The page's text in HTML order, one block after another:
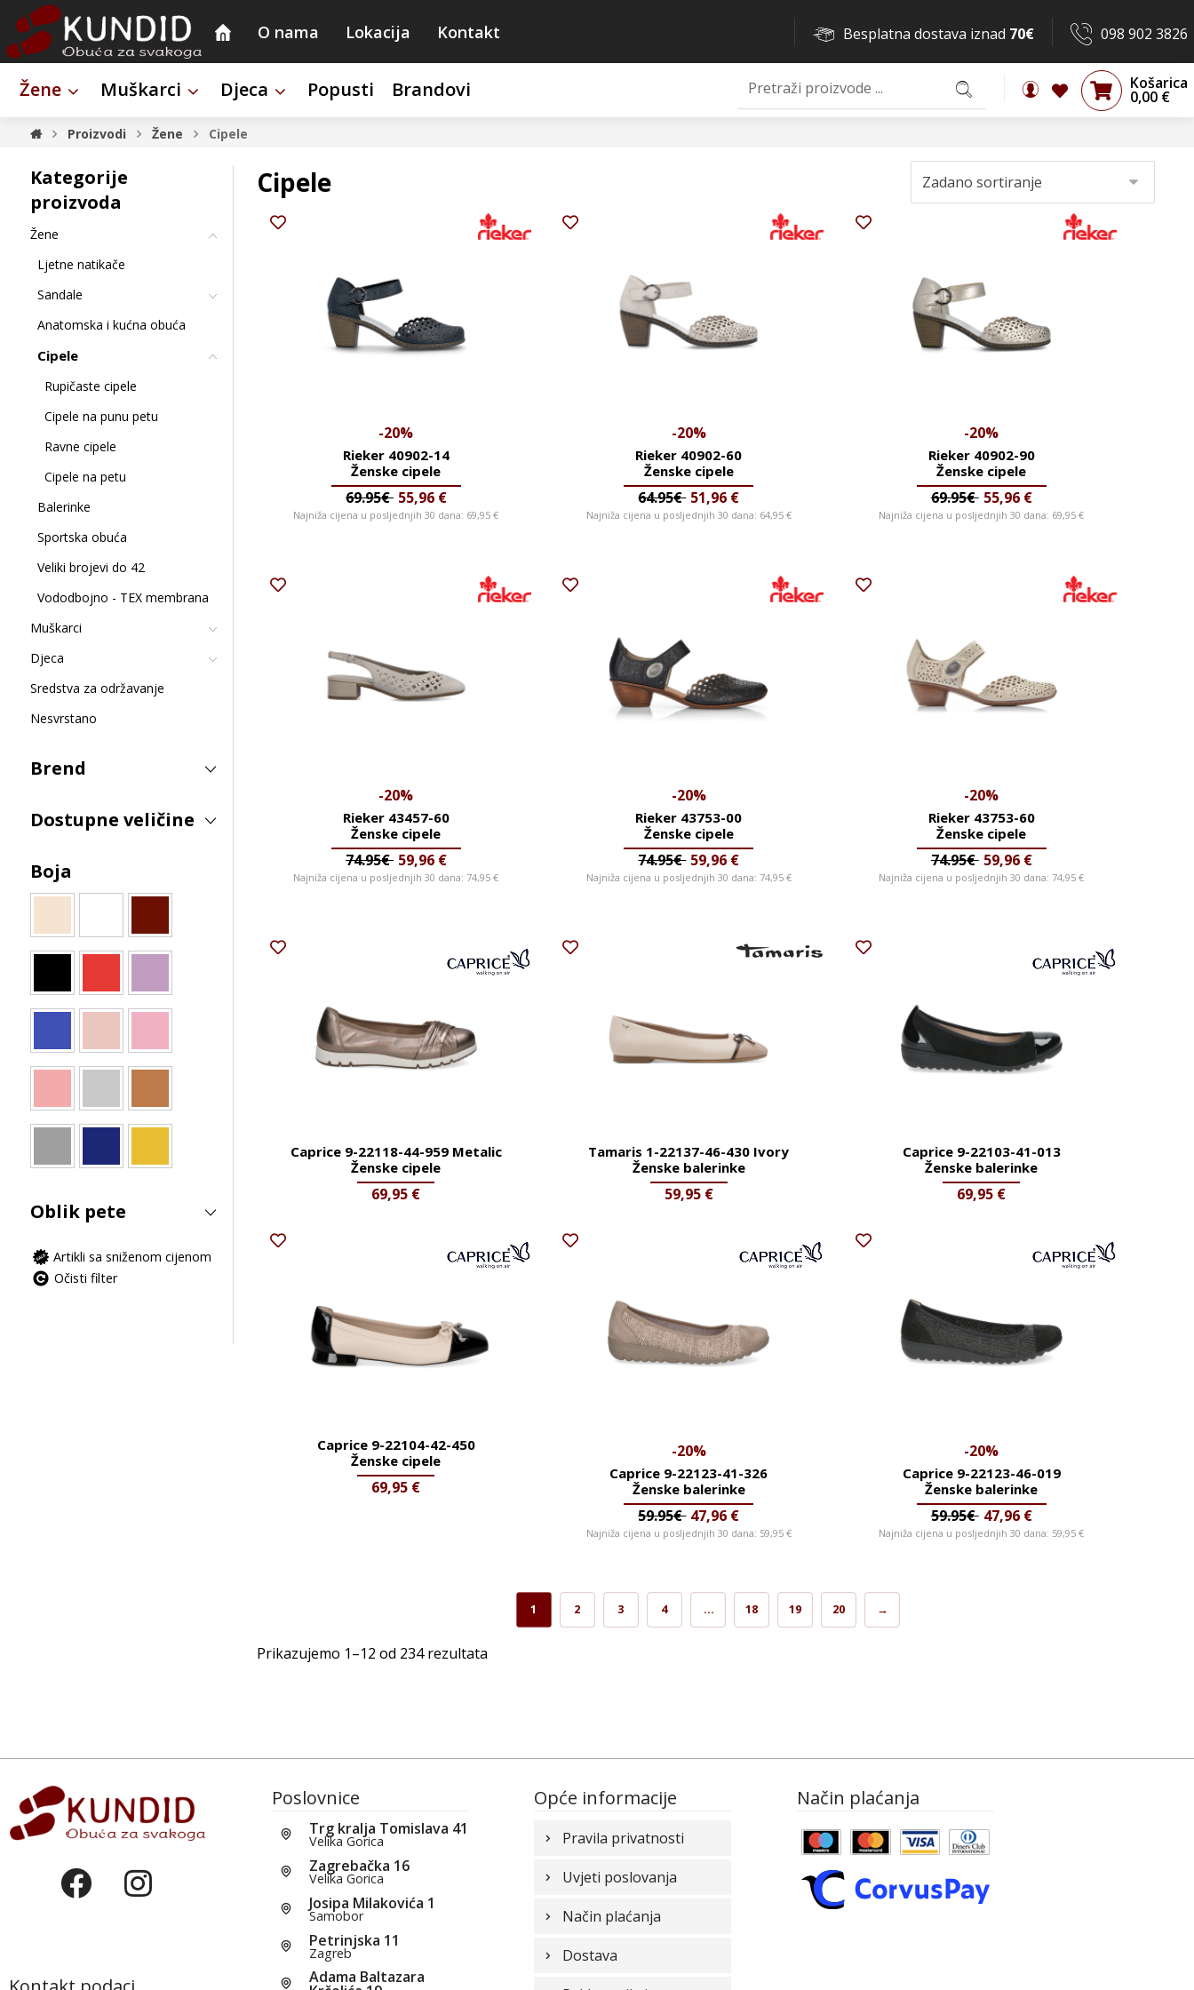
O nama Lokacija Kontakt 098 902 3826
Besplatna dostava iznad 70€
Žene Muškarci Djeca Popusti Brandovi Košarica
0,00 €
Proizvodi Žene Cipele
Cipele
-20%
Rieker 40902-14
Ženske cipele
69.95€ 55,96 €
Najniža cijena u posljednjih 30 dana: 69,95€
-20%
Rieker 40902-60
Ženske cipele
64.95€ 51,96 €
Najniža cijena u posljednjih 30 dana: 64,95 €
-20%
Rieker 40902-90
Ženske cipele
69.95€ 55,96 €
Najniža cijena u posljednjih 30 dana: 69,95€
-20%
Rieker 43457-60
Ženske cipele
74.95€ 59,96 €
Najniža cijena u posljednjih 30 dana: 74,95€
-20%
Rieker 43753-00
Ženske cipele
74.95€ 59,96 €
Najniža cijena u posljednjih 30 dana: 74,95 €
-20%
Rieker 43753-60
Ženske cipele
74.95€ 59,96 €
Najniža cijena u posljednjih 30 dana: 74,95€
Caprice 9-22118-44-959 Metalic
Ženske cipele
69,95 €
Tamaris 1-22137-46-430 Ivory
Ženske balerinke
59,95 €
Caprice 9-22103-41-013
Ženske balerinke
69,95 €
Caprice 9-22104-42-450
Ženske cipele
69,95 €
-20%
Caprice 9-22123-41-326
Ženske balerinke
59.95€ 47,96 €
Najniža cijena u posljednjih 30 dana: 59,95 €
-20%
Caprice 9-22123-46-019
Ženske balerinke
59.95€ 47,96 €
Najniža cijena u posljednjih 30 dana: 59,95€
1 2 3 4 … 18 19 20 →
Prikazujemo 1–12 od 234 rezultata
Kategorije
proizvoda
Žene
Ljetne natikače
Sandale
Anatomska i kućna obuća
Cipele
Rupičaste cipele
Cipele na punu petu
Ravne cipele
Cipele na petu
Balerinke
Sportska obuća
Veliki brojevi do 42
Vododbojno - TEX membrana
Muškarci
Djeca
Sredstva za održavanje
Nesvrstano
Brend
Dostupne veličine
Boja
Oblik pete
Artikli sa sniženom cijenom
Očisti filter
Poslovnice
Trg kralja Tomislava 41
Velika Gorica
Zagrebačka 16
Velika Gorica
Josipa Milakovića 1
Samobor
Petrinjska 11
Zagreb
Adama Baltazara
Opće informacije
Pravila privatnosti
Uvjeti poslovanja
Način plaćanja
Dostava
Način plaćanja